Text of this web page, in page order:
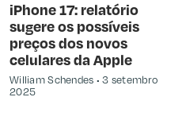
iPhone 17: relatório
sugere os possíveis
preços dos novos
celulares da Apple
William Schendes
3 setembro
2025